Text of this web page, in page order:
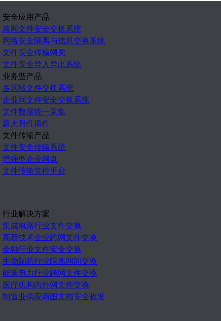
安全应用产品
跨网文件安全交换系统
网络安全隔离与信息交换系统
文件安全传输网关
文件安全导入导出系统
业务型产品
多区域文件交换系统
企业间文件安全交换系统
文件数据统一采集
超大附件插件
文件传输产品
文件安全传输系统
增强型企业网盘
文件传输管控平台
行业解决方案
集成电路行业文件交换
高新技术企业跨网文件交换
金融行业文件安全交换
生物制药行业隔离网间交换
能源电力行业跨网文件交换
医疗机构内外网文件交换
制造业供应商图文档安全收发